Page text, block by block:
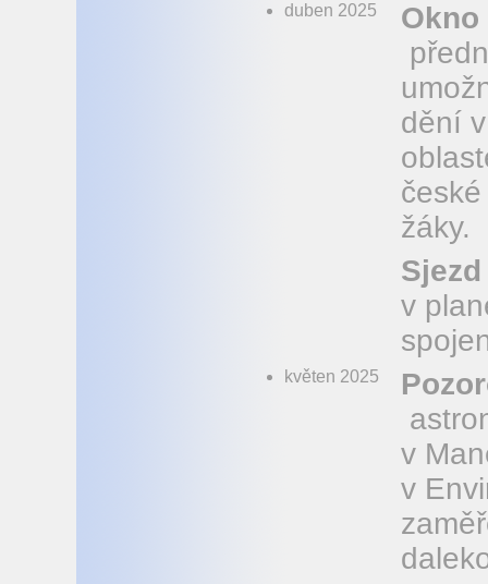
duben 2025
dění
žáky.
v
květen 2025
v
v